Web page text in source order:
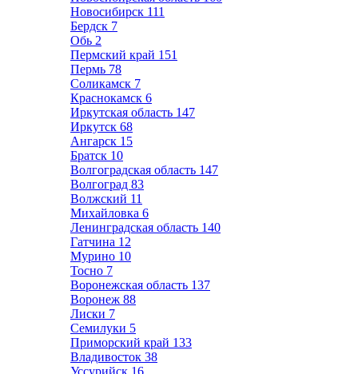
Новосибирск 111
Бердск 7
Обь 2
Пермский край 151
Пермь 78
Соликамск 7
Краснокамск 6
Иркутская область 147
Иркутск 68
Ангарск 15
Братск 10
Волгоградская область 147
Волгоград 83
Волжский 11
Михайловка 6
Ленинградская область 140
Гатчина 12
Мурино 10
Тосно 7
Воронежская область 137
Воронеж 88
Лиски 7
Семилуки 5
Приморский край 133
Владивосток 38
Уссурийск 16